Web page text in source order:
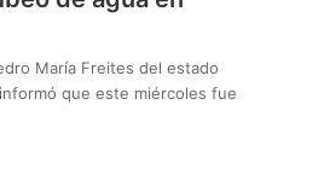
María Freites del estado
que este miércoles fue